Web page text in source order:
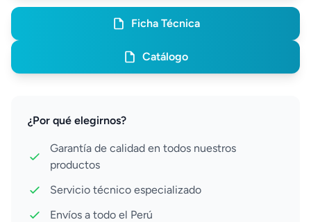
Ficha Técnica
Catálogo
¿Por qué elegirnos?
Garantía de calidad en todos nuestros
productos
Servicio técnico especializado
Envíos a todo el Perú